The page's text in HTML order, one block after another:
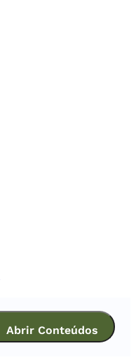
Abrir Conteúdos